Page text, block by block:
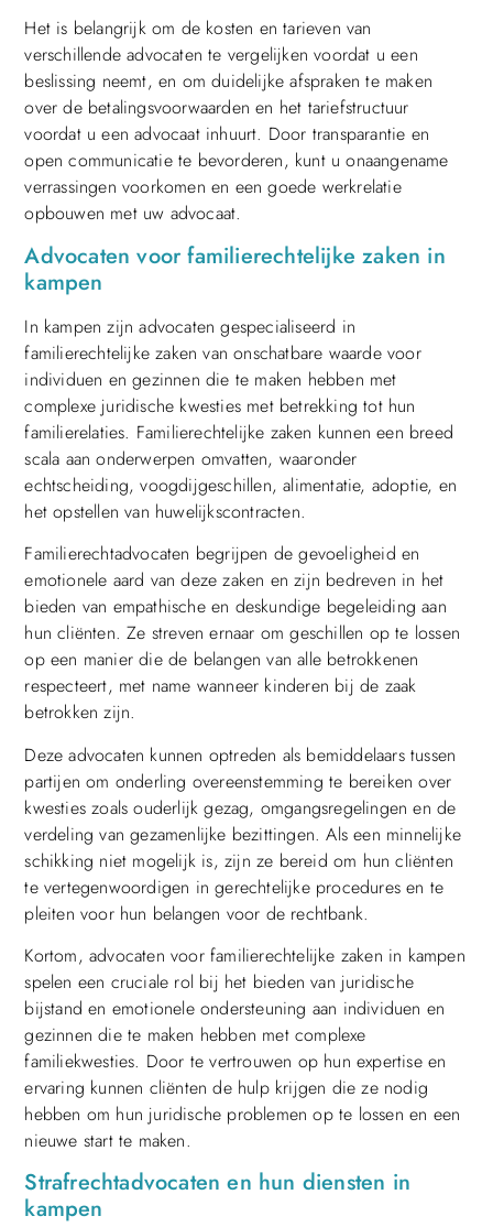
Het is belangrijk om de kosten en tarieven van
verschillende advocaten te vergelijken voordat u een
beslissing neemt, en om duidelijke afspraken te maken
over de betalingsvoorwaarden en het tariefstructuur
voordat u een advocaat inhuurt. Door transparantie en
open communicatie te bevorderen, kunt u onaangename
verrassingen voorkomen en een goede werkrelatie
opbouwen met uw advocaat.
Advocaten voor familierechtelijke zaken in
kampen
In kampen zijn advocaten gespecialiseerd in
familierechtelijke zaken van onschatbare waarde voor
individuen en gezinnen die te maken hebben met
complexe juridische kwesties met betrekking tot hun
familierelaties. Familierechtelijke zaken kunnen een breed
scala aan onderwerpen omvatten, waaronder
echtscheiding, voogdijgeschillen, alimentatie, adoptie, en
het opstellen van huwelijkscontracten.
Familierechtadvocaten begrijpen de gevoeligheid en
emotionele aard van deze zaken en zijn bedreven in het
bieden van empathische en deskundige begeleiding aan
hun cliënten. Ze streven ernaar om geschillen op te lossen
op een manier die de belangen van alle betrokkenen
respecteert, met name wanneer kinderen bij de zaak
betrokken zijn.
Deze advocaten kunnen optreden als bemiddelaars tussen
partijen om onderling overeenstemming te bereiken over
kwesties zoals ouderlijk gezag, omgangsregelingen en de
verdeling van gezamenlijke bezittingen. Als een minnelijke
schikking niet mogelijk is, zijn ze bereid om hun cliënten
te vertegenwoordigen in gerechtelijke procedures en te
pleiten voor hun belangen voor de rechtbank.
Kortom, advocaten voor familierechtelijke zaken in kampen
spelen een cruciale rol bij het bieden van juridische
bijstand en emotionele ondersteuning aan individuen en
gezinnen die te maken hebben met complexe
familiekwesties. Door te vertrouwen op hun expertise en
ervaring kunnen cliënten de hulp krijgen die ze nodig
hebben om hun juridische problemen op te lossen en een
nieuwe start te maken.
Strafrechtadvocaten en hun diensten in
kampen